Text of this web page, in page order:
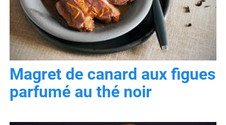
Magret de canard aux figues
parfumé au thé noir